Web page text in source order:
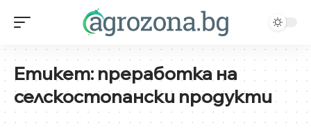
Етикет:преработка на
селскостопански продукти